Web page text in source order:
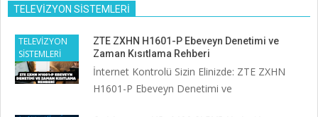
TELEVİZYON SİSTEMLERİ
TELEVİZYON
SİSTEMLERİ
ZTE ZXHN H1601-P Ebeveyn Denetimi ve
Zaman Kısıtlama Rehberi
İnternet Kontrolü Sizin Elinizde: ZTE ZXHN
H1601-P Ebeveyn Denetimi ve